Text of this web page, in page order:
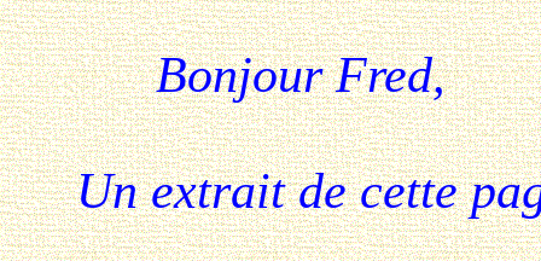
Bonjour Fred,
Un extrait de cette